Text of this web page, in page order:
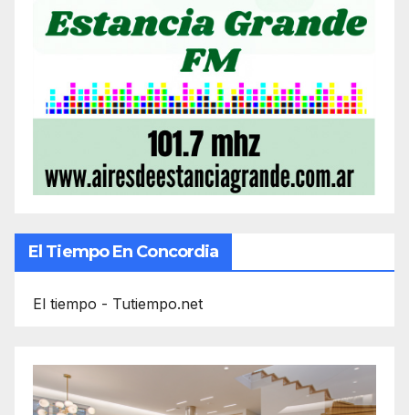
El Tiempo En Concordia
El tiempo - Tutiempo.net